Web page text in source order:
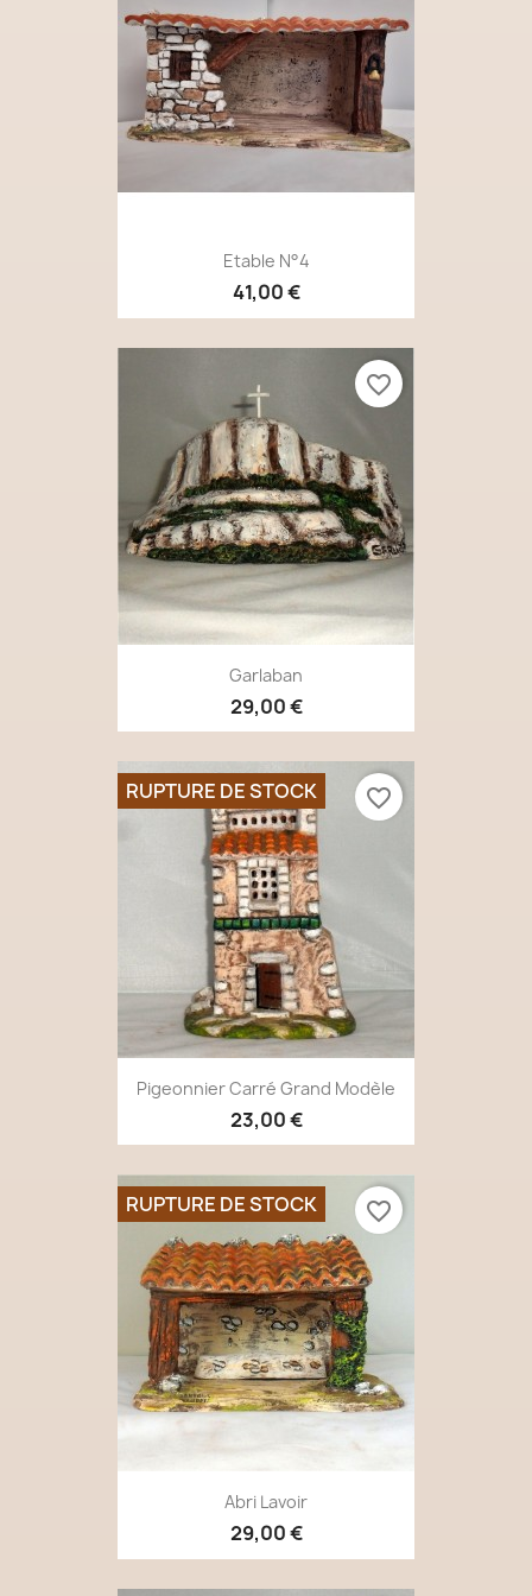
Etable N°4
41,00 €
Garlaban
29,00 €
favorite_border
Pigeonnier Carré Grand Modèle
23,00 €
RUPTURE DE STOCK favorite_border
Abri Lavoir
29,00 €
RUPTURE DE STOCK favorite_border